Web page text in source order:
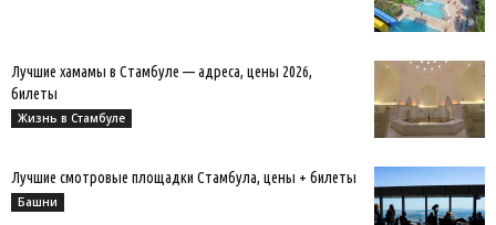
Лучшие хамамы в Стамбуле — адреса, цены 2026,
билеты
Жизнь в Стамбуле
Лучшие смотровые площадки Стамбула, цены + билеты
Башни